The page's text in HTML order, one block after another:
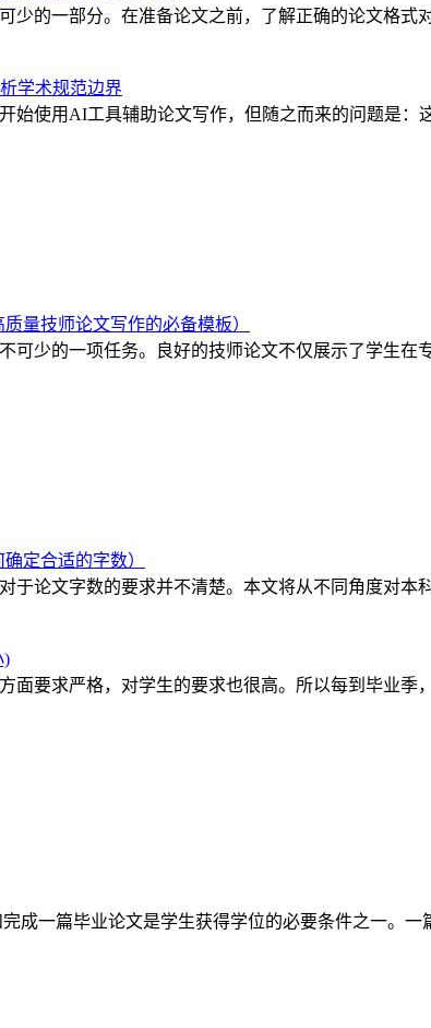
少的一部分。在准备论文之前，了解正确的论文格
学术规范边界
始使用AI工具辅助论文写作，但随之而来的问题是：
量技师论文写作的必备模板）
可少的一项任务。良好的技师论文不仅展示了学生
定合适的字数）
于论文字数的要求并不清楚。本文将从不同角度对本
)
面要求严格，对学生的要求也很高。所以每到毕业
成一篇毕业论文是学生获得学位的必要条件之一。